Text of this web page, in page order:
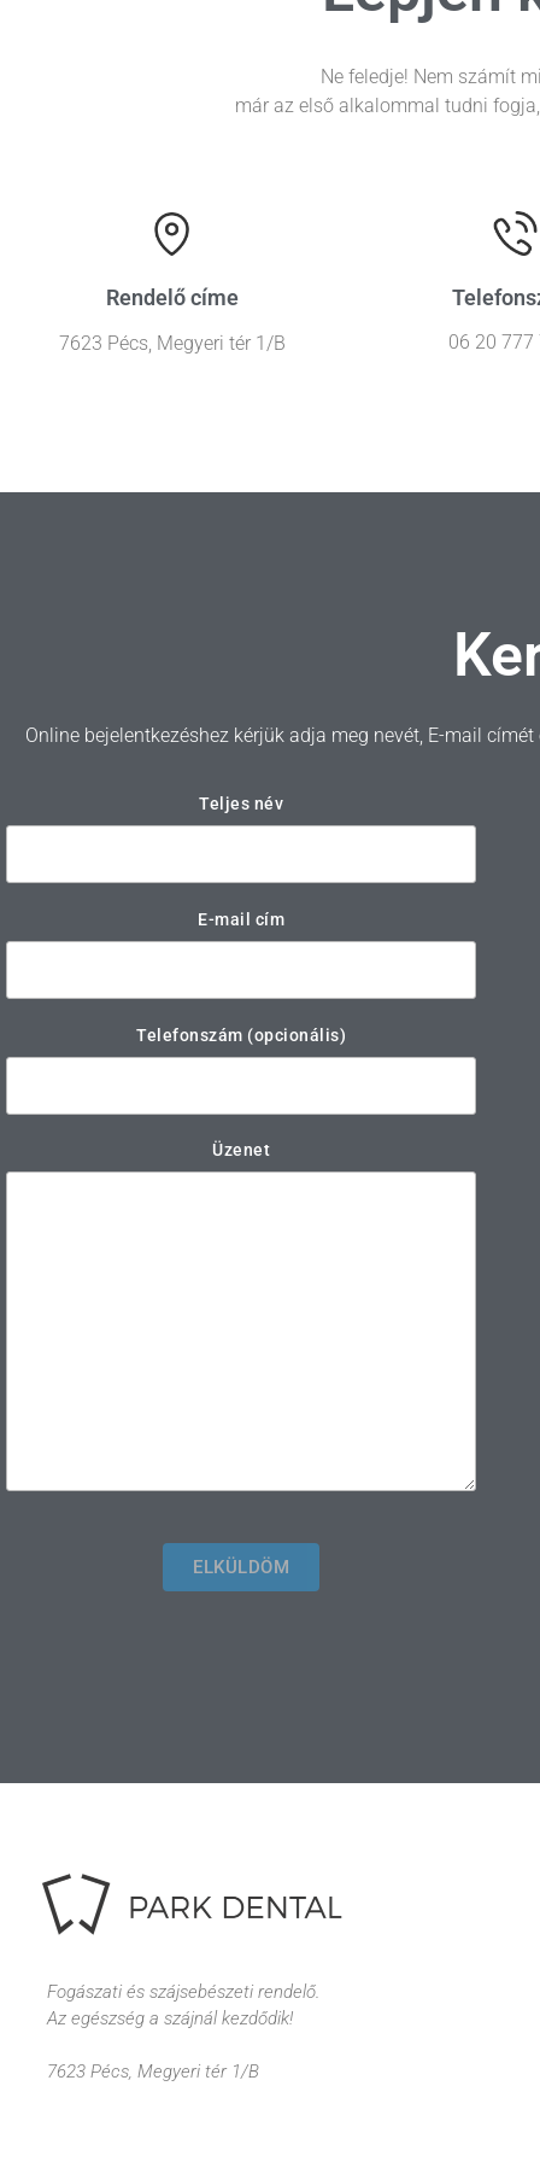
Ne feledje! Nem számít
már az első alkalommal tudni
Rendelő címe
7623 Pécs, Megyeri tér 1/B 06 20 777
Online bejelentkezéshez kérjük adja meg nevét, E-mail
Teljes név
E-mail cím
Telefonszám (opcionális)
Üzenet
ELKÜLDÖM
Fogászati és szájsebészeti rendelő.
Az egészség a szájnál kezdődik!
7623 Pécs, Megyeri tér 1/B